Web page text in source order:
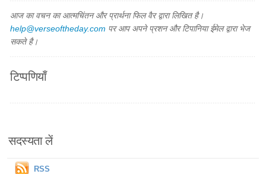
आज का वचन का आत्मचिंतन और प्रार्थना फिल वैर द्वारा लिखित है।
help@verseoftheday.com पर आप अपने प्रशन और टिपानिया ईमेल द्वारा भेज
सकते है।
टिप्पणियाँ
सदस्यता लें
RSS